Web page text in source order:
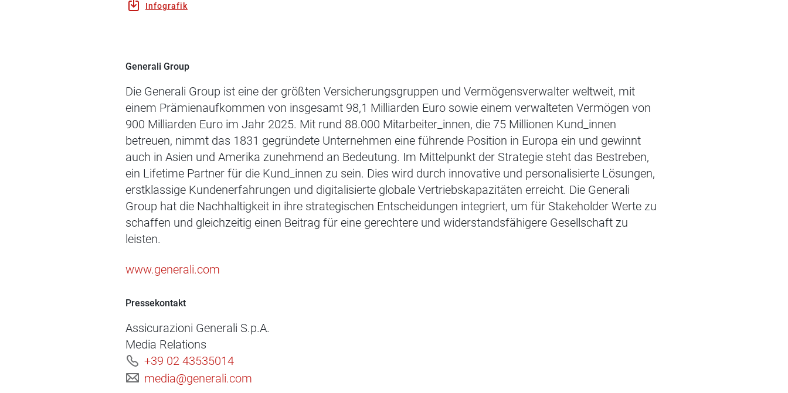
Infografik
Generali Group
Die Generali Group ist eine der größten Versicherungsgruppen und Vermögensverwalter weltweit, mit
einem Prämienaufkommen von insgesamt 98,1 Milliarden Euro sowie einem verwalteten Vermögen von
900 Milliarden Euro im Jahr 2025. Mit rund 88.000 Mitarbeiter_innen, die 75 Millionen Kund_innen
betreuen, nimmt das 1831 gegründete Unternehmen eine führende Position in Europa ein und gewinnt
auch in Asien und Amerika zunehmend an Bedeutung. Im Mittelpunkt der Strategie steht das Bestreben,
ein Lifetime Partner für die Kund_innen zu sein. Dies wird durch innovative und personalisierte Lösungen,
erstklassige Kundenerfahrungen und digitalisierte globale Vertriebskapazitäten erreicht. Die Generali
Group hat die Nachhaltigkeit in ihre strategischen Entscheidungen integriert, um für Stakeholder Werte zu
schaffen und gleichzeitig einen Beitrag für eine gerechtere und widerstandsfähigere Gesellschaft zu
leisten.
www.generali.com
Pressekontakt
Assicurazioni Generali S.p.A.
Media Relations
+39 02 43535014
media@generali.com